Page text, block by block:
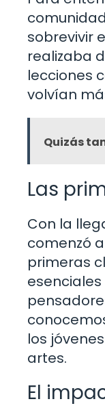
sobrevivir
realizaba
lecciones
volvían
Quizás
Las
Con la
comenzó
primeras
los
artes.
El